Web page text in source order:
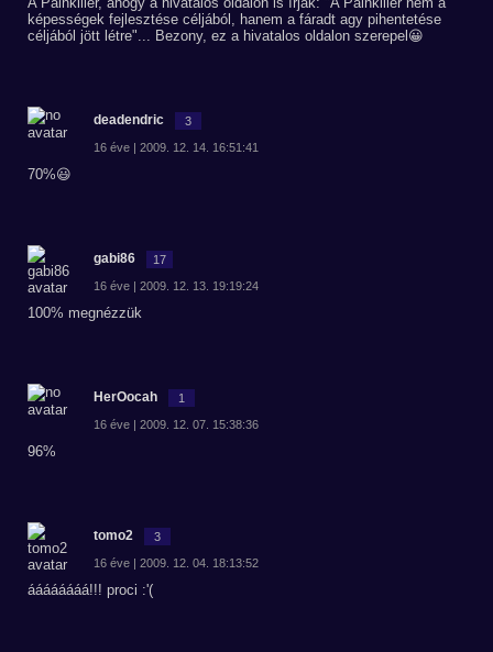
képességek fejlesztése céljából, hanem a fáradt agy pihentetése
céljából jött létre"... Bezony, ez a hivatalos oldalon szerepel😀
deadendric 3
16 éve | 2009. 12. 14. 16:51:41
70%😃
gabi86 17
16 éve | 2009. 12. 13. 19:19:24
100% megnézzük
HerOocah 1
16 éve | 2009. 12. 07. 15:38:36
96%
tomo2 3
16 éve | 2009. 12. 04. 18:13:52
áááááááá!!! proci :'(